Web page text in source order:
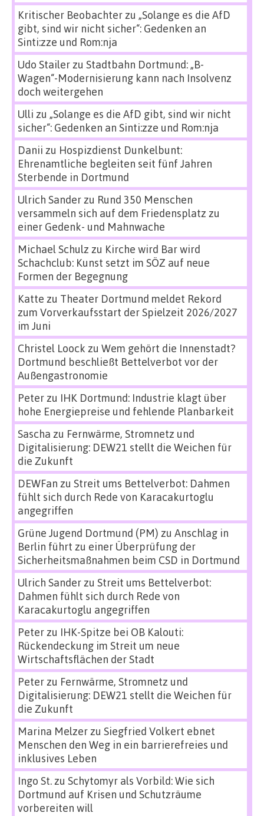
Kritischer Beobachterzu „Solange es die AfD
gibt, sind wir nicht sicher“: Gedenken an
Sinti:zze und Rom:nja
Udo Stailerzu Stadtbahn Dortmund: „B-
Wagen“-Modernisierung kann nach Insolvenz
doch weitergehen
Ulli zu „Solange es die AfD gibt, sind wir nicht
sicher“: Gedenken an Sinti:zze und Rom:nja
Danii zu Hospizdienst Dunkelbunt:
Ehrenamtliche begleiten seit fünf Jahren
Sterbende in Dortmund
Ulrich Sanderzu Rund 350 Menschen
versammeln sich auf dem Friedensplatz zu
einer Gedenk- und Mahnwache
Michael Schulz zu Kirche wird Bar wird
Schachclub: Kunst setzt im SÖZ auf neue
Formen der Begegnung
Katte zu Theater Dortmund meldet Rekord
zum Vorverkaufsstart der Spielzeit 2026/2027
im Juni
Christel Loock zu Wem gehört die Innenstadt?
Dortmund beschließt Bettelverbot vor der
Außengastronomie
Peterzu IHK Dortmund: Industrie klagt über
hohe Energiepreise und fehlende Planbarkeit
Sascha zu Fernwärme, Stromnetz und
Digitalisierung: DEW21 stellt die Weichen für
die Zukunft
DEWFan zu Streit ums Bettelverbot: Dahmen
fühlt sich durch Rede von Karacakurtoglu
angegriffen
Grüne Jugend Dortmund (PM) zu Anschlag in
Berlin führt zu einer Überprüfung der
Sicherheitsmaßnahmen beim CSD in Dortmund
Ulrich Sanderzu Streit ums Bettelverbot:
Dahmen fühlt sich durch Rede von
Karacakurtoglu angegriffen
Peterzu IHK-Spitze bei OB Kalouti:
Rückendeckung im Streit um neue
Wirtschaftsflächen der Stadt
Peterzu Fernwärme, Stromnetz und
Digitalisierung: DEW21 stellt die Weichen für
die Zukunft
Marina Melzerzu Siegfried Volkert ebnet
Menschen den Weg in ein barrierefreies und
inklusives Leben
Ingo St.zu Schytomyr als Vorbild: Wie sich
Dortmund auf Krisen und Schutzräume
vorbereiten will